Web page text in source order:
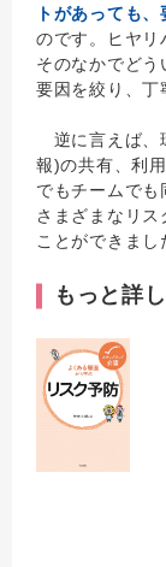
トがあっても
のです。ヒヤリ
そのなかでど
要因を絞り、丁
逆に言えば、
報)の共有、利
でもチームでも
さまざまなリス
ことができまし
もっと詳